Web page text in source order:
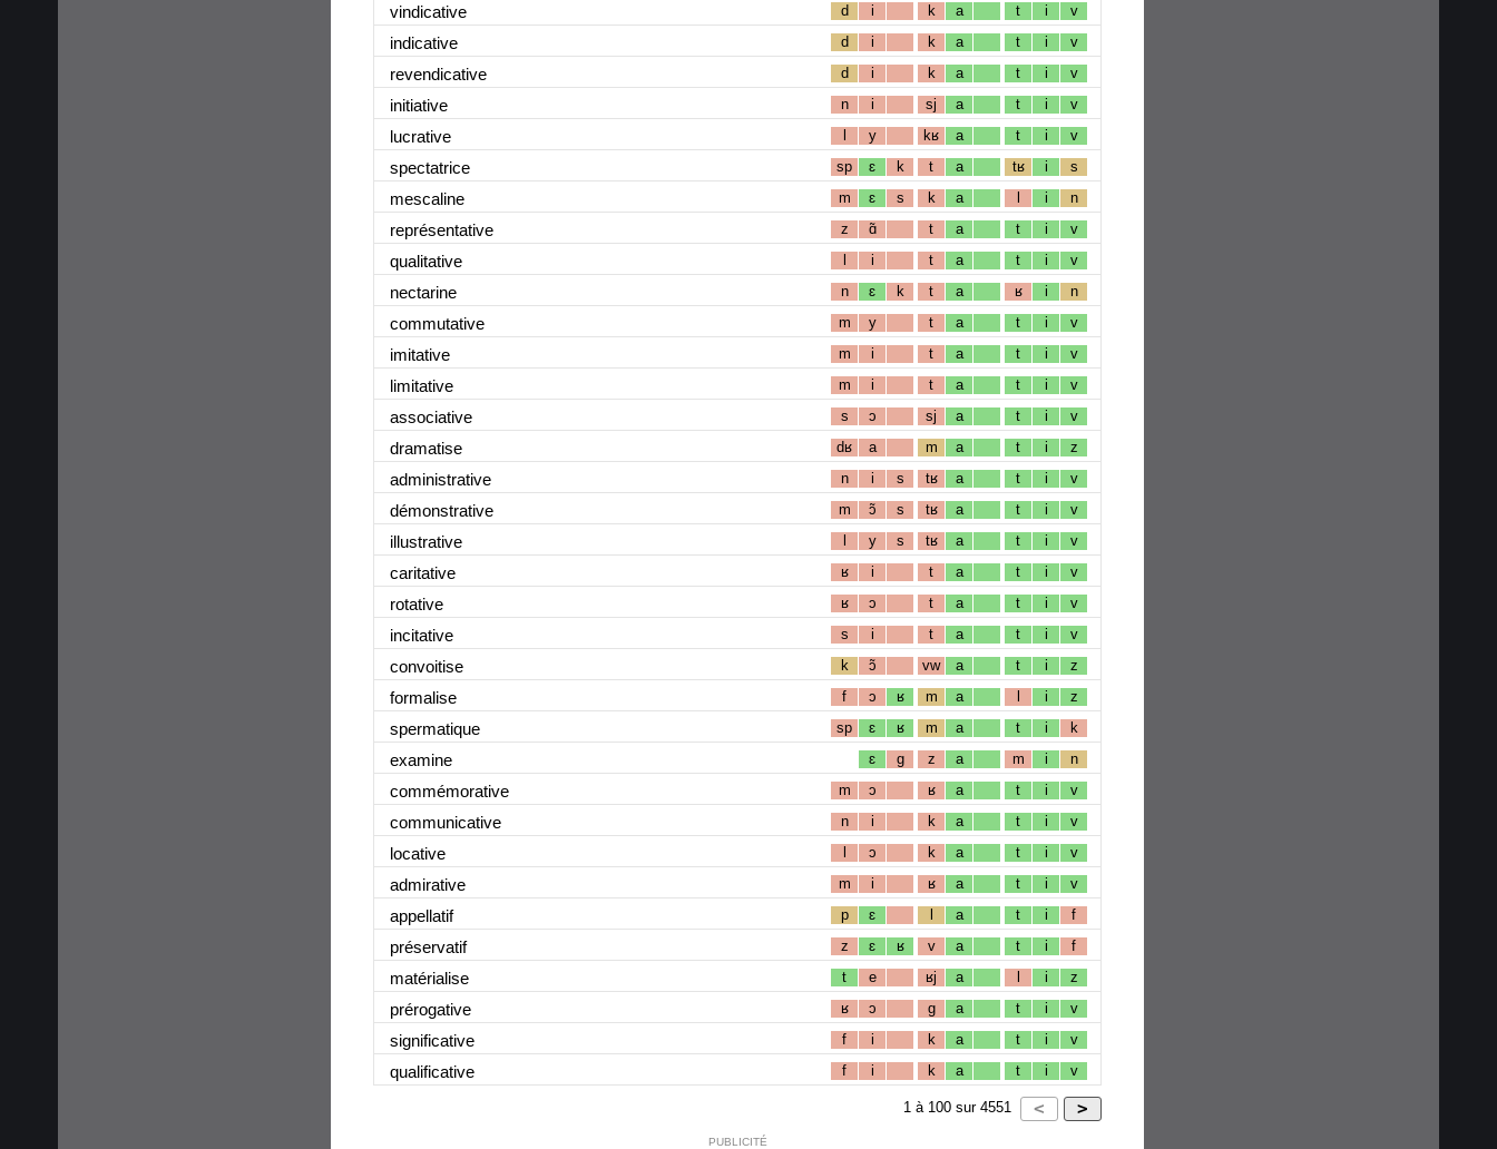
vindicative d i k a t i v
indicative d i k a t i v
revendicative d i k a t i v
initiative n i sj a t i v
lucrative l y kʁ a t i v
spectatrice sp ɛ k t a tʁ i s
mescaline m ɛ s k a l i n
représentative z ɑ̃ t a t i v
qualitative l i t a t i v
nectarine n ɛ k t a ʁ i n
commutative m y t a t i v
imitative m i t a t i v
limitative m i t a t i v
associative s ɔ sj a t i v
dramatise dʁ a m a t i z
administrative n i s tʁ a t i v
démonstrative m ɔ̃ s tʁ a t i v
illustrative l y s tʁ a t i v
caritative ʁ i t a t i v
rotative ʁ ɔ t a t i v
incitative s i t a t i v
convoitise k ɔ̃ vw a t i z
formalise f ɔ ʁ m a l i z
spermatique sp ɛ ʁ m a t i k
examine ɛ g z a m i n
commémorative m ɔ ʁ a t i v
communicative n i k a t i v
locative l ɔ k a t i v
admirative m i ʁ a t i v
appellatif p ɛ l a t i f
préservatif z ɛ ʁ v a t i f
matérialise t e ʁj a l i z
prérogative ʁ ɔ g a t i v
significative f i k a t i v
qualificative f i k a t i v
1 à 100 sur 4551
PUBLICITÉ